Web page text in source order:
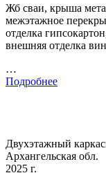
Жб сваи, крыша
межэтажное
отделка
внешняя отделка
…
Подробнее
Двухэтажный
Архангельская обл.
2025 г.